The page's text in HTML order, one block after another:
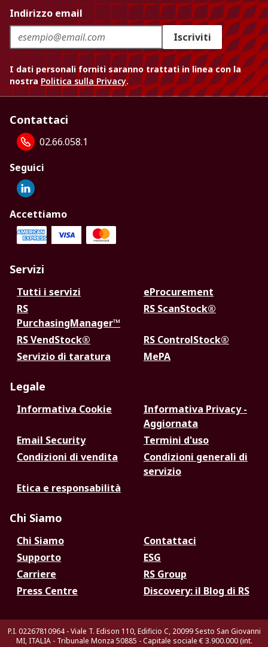
Indirizzo email
Iscriviti
I dati personali forniti saranno trattati in linea con la
nostra Politica sulla Privacy.
Contattaci
02.66.058.1
Seguici
Accettiamo
Servizi
Tutti i servizi
eProcurement
RS
PurchasingManager™
RS ScanStock®
RS VendStock®
RS ControlStock®
Servizio di taratura
MePA
Legale
Informativa Cookie
Informativa Privacy -
Aggiornata
Email Security
Termini d'uso
Condizioni di vendita
Condizioni generali di
servizio
Etica e responsabilità
Chi Siamo
Chi Siamo
Contattaci
Supporto
ESG
Carriere
RS Group
Press Centre
Discovery: il Blog di RS
P.I. 02267810964 - Viale T. Edison 110, Edificio C, 20099 Sesto San Giovanni
MI, ITALIA - Tribunale Monza 50885 - Capitale sociale € 3.900.000 (int.